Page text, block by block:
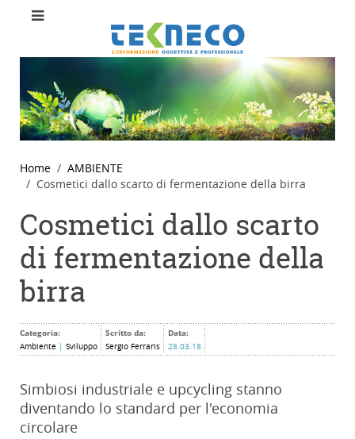
Home
AMBIENTE
Cosmetici dallo scarto di fermentazione della birra
Cosmetici dallo scarto
di fermentazione della
birra
Categoria:
Ambiente Sviluppo
Scritto da:
Sergio Ferraris
Data:
28.03.18
Simbiosi industriale e upcycling stanno
diventando lo standard per l'economia
circolare